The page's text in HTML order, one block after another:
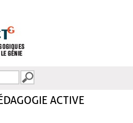
ACTIVE